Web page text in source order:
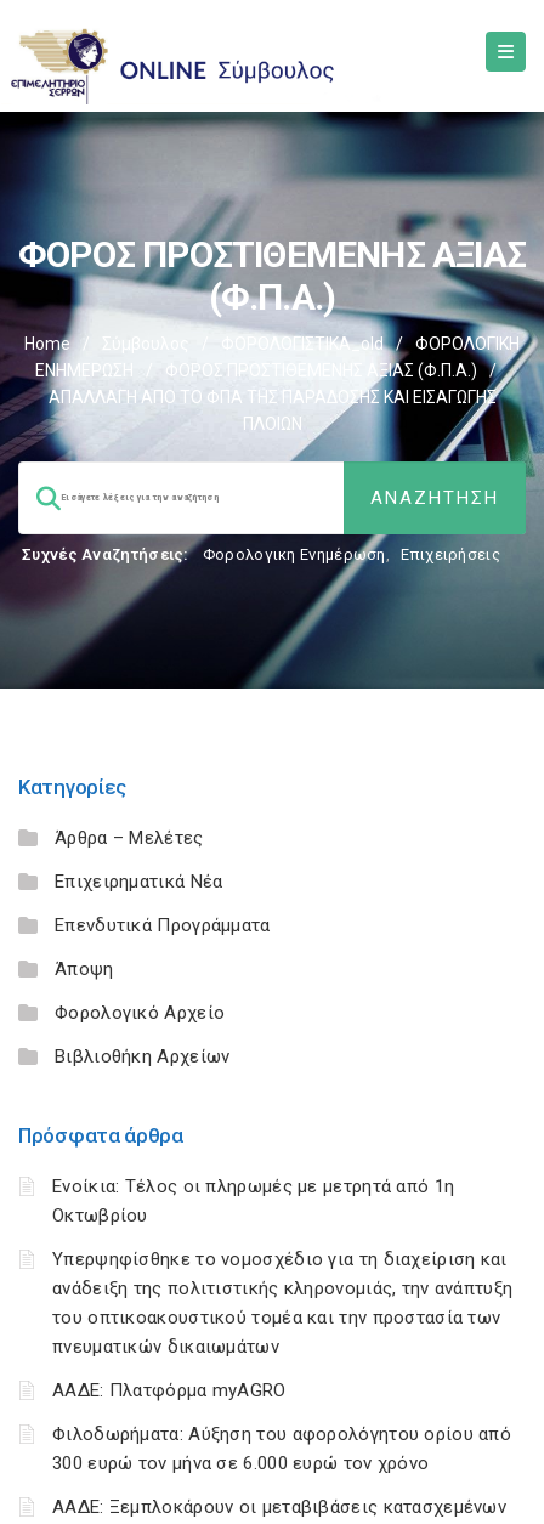
ΦΟΡΟΣ ΠΡΟΣΤΙΘΕΜΕΝΗΣ ΑΞΙΑΣ
(Φ.Π.Α.)
Home / Σύμβουλος ΦΟΡΟΛΟΓΙΣΤΙΚΑ_old /
ΦΟΡΟΛΟΓΙΚΗ
ΕΝΗΜΕΡΩΣΗ
ΦΟΡΟΣ ΠΡΟΣΤΙΘΕΜΕΝΗΣ ΑΞΙΑΣ (Φ.Π.Α.)
/
ΑΠΑΛΛΑΓΗ ΑΠΟ ΤΟ ΦΠΑ ΤΗΣ ΠΑΡΑΔΟΣΗΣ ΚΑΙ ΕΙΣΑΓΩΓΗΣ
ΠΛΟΙΩΝ
Συχνές Αναζητήσεις: Φορολογικη Ενημέρωση, Επιχειρήσεις
Κατηγορίες
Άρθρα – Μελέτες
Επιχειρηματικά Νέα
Επενδυτικά Προγράμματα
Άποψη
Φορολογικό Αρχείο
Βιβλιοθήκη Αρχείων
Πρόσφατα άρθρα
Ενοίκια: Τέλος οι πληρωμές με μετρητά από 1η
Οκτωβρίου
Υπερψηφίσθηκε το νομοσχέδιο για τη διαχείριση και
ανάδειξη της πολιτιστικής κληρονομιάς, την ανάπτυξη
του οπτικοακουστικού τομέα και την προστασία των
πνευματικών δικαιωμάτων
ΑΑΔΕ: Πλατφόρμα myAGRO
Φιλοδωρήματα: Αύξηση του αφορολόγητου ορίου από
300 ευρώ τον μήνα σε 6.000 ευρώ τον χρόνο
ΑΑΔΕ: Ξεμπλοκάρουν οι μεταβιβάσεις κατασχεμένων